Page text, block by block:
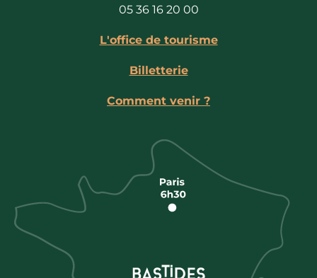
05 36 16 20 00
L'office de tourisme
Billetterie
Comment venir ?